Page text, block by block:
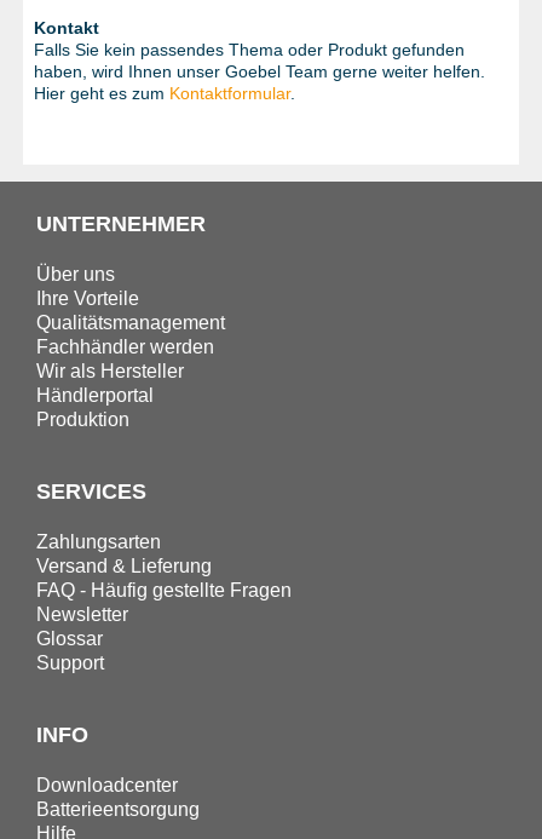
Kontakt
Falls Sie kein passendes Thema oder Produkt gefunden
haben, wird Ihnen unser Goebel Team gerne weiter helfen.
Hier geht es zum Kontaktformular.
UNTERNEHMER
Über uns
Ihre Vorteile
Qualitätsmanagement
Fachhändler werden
Wir als Hersteller
Händlerportal
Produktion
SERVICES
Zahlungsarten
Versand & Lieferung
FAQ - Häufig gestellte Fragen
Newsletter
Glossar
Support
INFO
Downloadcenter
Batterieentsorgung
Hilfe